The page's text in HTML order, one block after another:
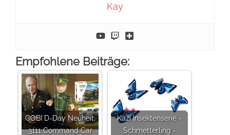
Kay
Empfohlene Beiträge:
COBI D-Day Neuheit:
3111 Command Car
Kazi Insektenserie -
Schmetterling -